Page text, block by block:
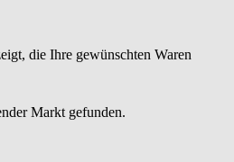
die Ihre gewünschten Waren
Markt gefunden.